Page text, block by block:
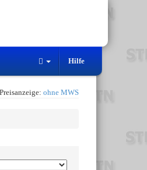
Hilfe
Preisanzeige: ohne MWS